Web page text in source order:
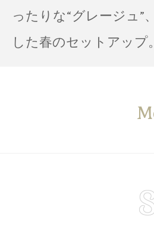
ったりな“グレージュ”
した春のセットアップ。